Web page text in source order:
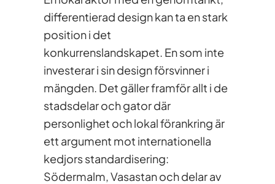
differentierad design kan ta en stark
position i det
konkurrenslandskapet. En som inte
investerar i sin design försvinner i
mängden. Det gäller framför allt i de
stadsdelar och gator där
personlighet och lokal förankring är
ett argument mot internationella
kedjors standardisering:
Södermalm, Vasastan och delar av